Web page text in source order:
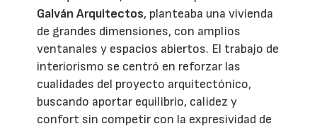
Galván Arquitectos, planteaba una vivienda
de grandes dimensiones, con amplios
ventanales y espacios abiertos. El trabajo de
interiorismo se centró en reforzar las
cualidades del proyecto arquitectónico,
buscando aportar equilibrio, calidez y
confort sin competir con la expresividad de